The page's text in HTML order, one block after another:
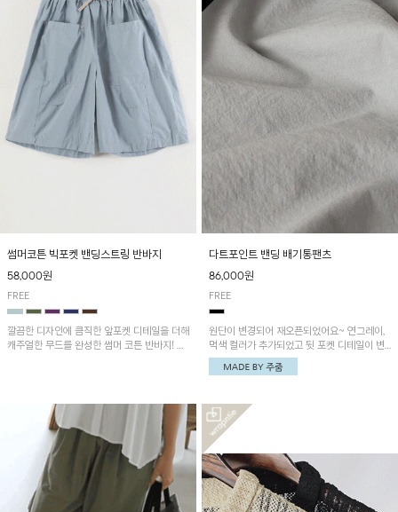
썸머코튼 빅포켓 밴딩스트링 반바지
58,000원
FREE
깔끔한 디자인에 큼직한 앞포켓 디테일을 더해
캐주얼한 무드를 완성한 썸머 코튼 반바지! 허
다트포인트 밴딩 배기통팬츠
86,000원
FREE
원단이 변경되어 재오픈되었어요~ 연그레이,
먹색 컬러가 추가되었고 뒷 포켓 디테일이 변
경되었습니다~가볍고 시원하게 착용되는 배
기통팬츠! 허리밴딩과 여유로운 통으로 편안해